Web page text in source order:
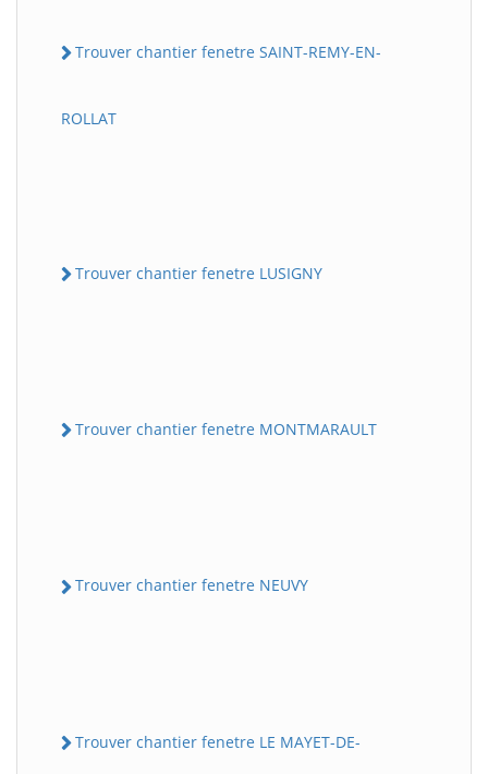
Trouver chantier fenetre SAINT-REMY-EN-
ROLLAT
Trouver chantier fenetre LUSIGNY
Trouver chantier fenetre MONTMARAULT
Trouver chantier fenetre NEUVY
Trouver chantier fenetre LE MAYET-DE-